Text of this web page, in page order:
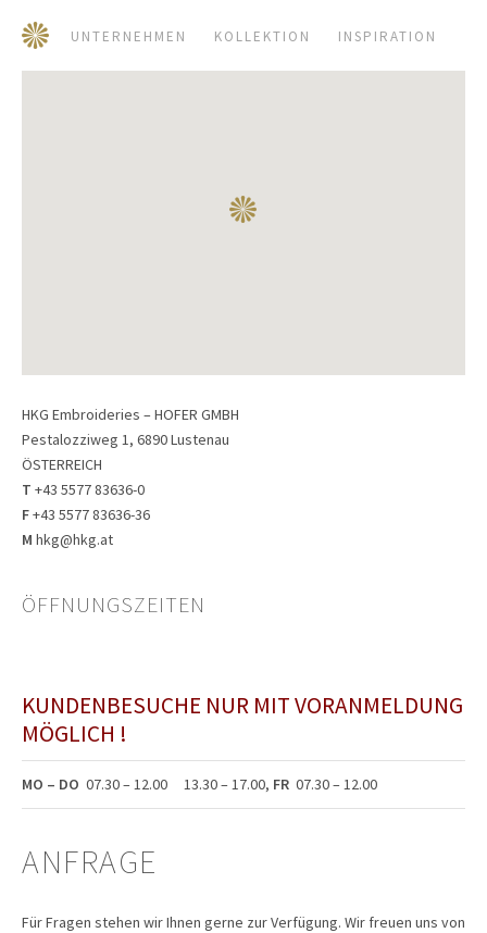
UNTERNEHMEN KOLLEKTION INSPIRATION
HKG Embroideries – HOFER GMBH
Pestalozziweg 1, 6890 Lustenau
ÖSTERREICH
T +43 5577 83636-0
F+43 5577 83636-36
M hkg@hkg.at
ÖFFNUNGSZEITEN
KUNDENBESUCHE NUR MIT VORANMELDUNG
MÖGLICH !
MO – DO 07.30 – 12.00 13.30 – 17.00, FR 07.30 – 12.00
ANFRAGE
Für Fragen stehen wir Ihnen gerne zur Verfügung. Wir freuen uns von